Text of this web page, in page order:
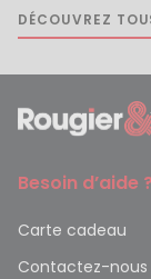
DÉCOUVREZ
Besoin d’aide ?
Carte cadeau
Contactez-nous